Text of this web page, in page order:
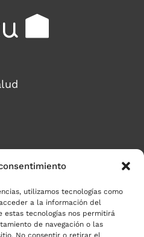
utilizamos tecnologías como
a la información del
estas tecnologías nos permitirá
de navegación o las
No consentir o retirar el